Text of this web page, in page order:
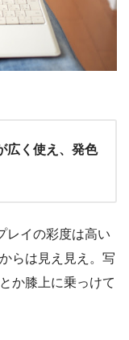
広く使え、発色
レイの彩度は高い
らは見え見え。写
か膝上に乗っけて